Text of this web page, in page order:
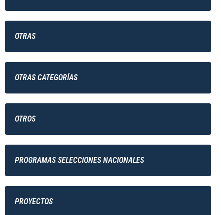
OTRAS
OTRAS CATEGORÍAS
OTROS
PROGRAMAS SELECCIONES NACIONALES
PROYECTOS